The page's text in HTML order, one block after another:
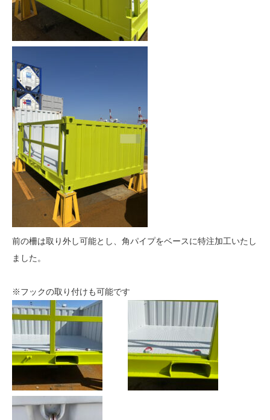
前の柵は取り外し可能とし、角パイプをベースに特注加工いたし
ました。
※フックの取り付けも可能です